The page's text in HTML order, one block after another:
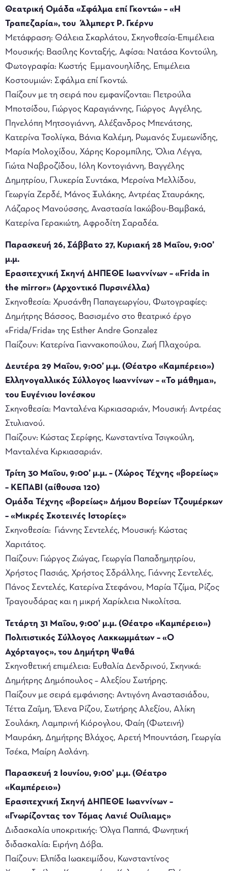
Θεατρική Ομάδα «Σφάλμα επί Γκοντώ» – «Η
Τραπεζαρία», του Άλμπερτ Ρ. Γκέρνυ
Μετάφραση: Θάλεια Σκαρλάτου, Σκηνοθεσία-Επιμέλεια
Μουσικής: Βασίλης Κονταξής, Αφίσα: Νατάσα Κοντούλη,
Φωτογραφία: Κωστής Εμμανουηλίδης, Επιμέλεια
Κοστουμιών: Σφάλμα επί Γκοντώ.
Παίζουν με τη σειρά που εμφανίζονται: Πετρούλα
Μποτσίδου, Γιώργος Καραγιάννης, Γιώργος Αγγέλης,
Πηνελόπη Μητσογιάννη, Αλέξανδρος Μπενάτσης,
Κατερίνα Τσολίγκα, Βάνια Καλέμη, Ρωμανός Συμεωνίδης,
Μαρία Μολοχίδου, Χάρης Κορομπίλης, Όλια Λέγγα,
Γιώτα Ναβροζίδου, Ιόλη Κοντογιάννη, Βαγγέλης
Δημητρίου, Γλυκερία Συντάκα, Μερσίνα Μελλίδου,
Γεωργία Ζερδέ, Μάνος Ξυλάκης, Αντρέας Σταυράκης,
Λάζαρος Μανούσσης, Αναστασία Ιακώβου-Βαμβακά,
Κατερίνα Γερακιώτη, Αφροδίτη Σαραδέα.
Παρασκευή 26, Σάββατο 27, Κυριακή 28 Μαΐου, 9:00’
μ.μ.
Ερασιτεχνική Σκηνή ΔΗΠΕΘΕ Ιωαννίνων – «Frida in
the mirror» (Αρχοντικό Πυρσινέλλα)
Σκηνοθεσία: Χρυσάνθη Παπαγεωργίου, Φωτογραφίες:
Δημήτρης Βάσσος, Βασισμένο στο θεατρικό έργο
«Frida/Frida» της Esther Andre Gonzalez
Παίζουν: Κατερίνα Γιαννακοπούλου, Ζωή Πλαχούρα.
Δευτέρα 29 Μαΐου, 9:00’ μ.μ. (Θέατρο «Καμπέρειο»)
Ελληνογαλλικός Σύλλογος Ιωαννίνων – «Το μάθημα»,
του Ευγένιου Ιονέσκου
Σκηνοθεσία: Μανταλένα Κιρκιασαριάν, Μουσική: Αντρέας
Στυλιανού.
Παίζουν: Κώστας Σερίφης, Κωνσταντίνα Τσιγκούλη,
Μανταλένα Κιρκιασαριάν.
Τρίτη 30 Μαΐου, 9:00’ μ.μ. – (Χώρος Τέχνης «βορείως»
– ΚΕΠΑΒΙ (αίθουσα 120)
Ομάδα Τέχνης «βορείως» Δήμου Βορείων Τζουμέρκων
– «Μικρές Σκοτεινές Ιστορίες»
Σκηνοθεσία: Γιάννης Σεντελές, Μουσική: Κώστας
Χαριτάτος.
Παίζουν: Γιώργος Ζιώγας, Γεωργία Παπαδημητρίου,
Χρήστος Πασιάς, Χρήστος Σδράλλης, Γιάννης Σεντελές,
Πάνος Σεντελές, Κατερίνα Στεφάνου, Μαρία Τζίμα, Ρίζος
Τραγουδάρας και η μικρή Χαρίκλεια Νικολίτσα.
Τετάρτη 31 Μαΐου, 9:00’ μ.μ. (Θέατρο «Καμπέρειο»)
Πολιτιστικός Σύλλογος Λακκωμμάτων – «Ο
Αχόρταγος», του Δημήτρη Ψαθά
Σκηνοθετική επιμέλεια: Ευθαλία Δενδρινού, Σκηνικά:
Δημήτρης Δημόπουλος – Αλεξίου Σωτήρης.
Παίζουν με σειρά εμφάνισης: Αντιγόνη Αναστασιάδου,
Τέττα Ζαΐμη, Έλενα Ρίζου, Σωτήρης Αλεξίου, Αλίκη
Σουλάκη, Λαμπρινή Κιόρογλου, Φαίη (Φωτεινή)
Μαυράκη, Δημήτρης Βλάχος, Αρετή Μπουντάση, Γεωργία
Τσέκα, Μαίρη Ασλάνη.
Παρασκευή 2 Ιουνίου, 9:00’ μ.μ. (Θέατρο
«Καμπέρειο»)
Ερασιτεχνική Σκηνή ΔΗΠΕΘΕ Ιωαννίνων –
«Γνωρίζοντας τον Τόμας Λανιέ Ουίλιαμς»
Διδασκαλία υποκριτικής: Όλγα Παππά, Φωνητική
διδασκαλία: Ειρήνη Δόβα.
Παίζουν: Ελπίδα Ιωακειμίδου, Κωνσταντίνος